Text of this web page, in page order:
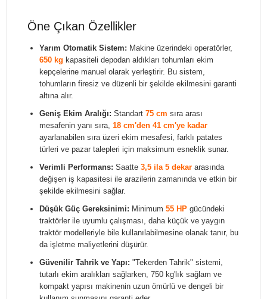
Öne Çıkan Özellikler
Yarım Otomatik Sistem: Makine üzerindeki operatörler,
650 kg kapasiteli depodan aldıkları tohumları ekim
kepçelerine manuel olarak yerleştirir. Bu sistem,
tohumların firesiz ve düzenli bir şekilde ekilmesini garanti
altına alır.
Geniş Ekim Aralığı: Standart 75 cm sıra arası
mesafenin yanı sıra, 18 cm'den 41 cm'ye kadar
ayarlanabilen sıra üzeri ekim mesafesi, farklı patates
türleri ve pazar talepleri için maksimum esneklik sunar.
Verimli Performans: Saatte 3,5 ila 5 dekar arasında
değişen iş kapasitesi ile arazilerin zamanında ve etkin bir
şekilde ekilmesini sağlar.
Düşük Güç Gereksinimi: Minimum 55 HP gücündeki
traktörler ile uyumlu çalışması, daha küçük ve yaygın
traktör modelleriyle bile kullanılabilmesine olanak tanır, bu
da işletme maliyetlerini düşürür.
Güvenilir Tahrik ve Yapı: "Tekerden Tahrik" sistemi,
tutarlı ekim aralıkları sağlarken, 750 kg'lık sağlam ve
kompakt yapısı makinenin uzun ömürlü ve dengeli bir